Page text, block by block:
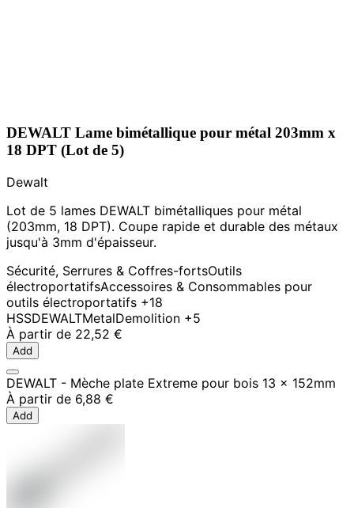
DEWALT Lame bimétallique pour métal 203mm x
18 DPT (Lot de 5)
Dewalt
Lot de 5 lames DEWALT bimétalliques pour métal
(203mm, 18 DPT). Coupe rapide et durable des métaux
jusqu'à 3mm d'épaisseur.
Sécurité, Serrures & Coffres-fortsOutils
électroportatifsAccessoires & Consommables pour
outils électroportatifs +18
HSSDEWALTMetalDemolition +5
À partir de 22,52 €
Add
DEWALT - Mèche plate Extreme pour bois 13 x 152mm
À partir de 6,88 €
Add